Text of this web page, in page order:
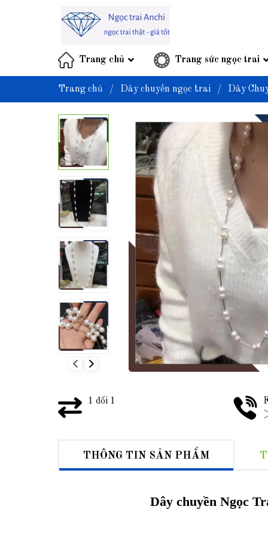
Trang chủ Trang sức ngọc trai
Trang chủ / Dây chuyền ngọc trai / Dây
1 đổi 1
THÔNG TIN SẢN PHẨM
Dây chuyền Ngọc